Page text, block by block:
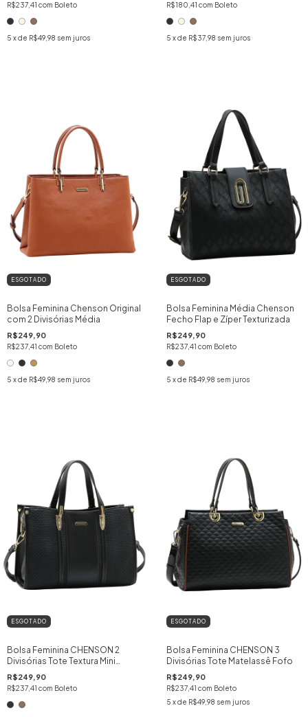
R$237,41 com Boleto
5 x de R$49,98 sem juros
R$180,41 com Boleto
5 x de R$37,98 sem juros
ESGOTADO
Bolsa Feminina Chenson Original
com 2 Divisórias Média
R$249,90
R$237,41 com Boleto
5 x de R$49,98 sem juros
ESGOTADO
Bolsa Feminina Média Chenson
Fecho Flap e Zíper Texturizada
R$249,90
R$237,41 com Boleto
5 x de R$49,98 sem juros
ESGOTADO
Bolsa Feminina CHENSON 2
Divisórias Tote Textura Mini
Tressê
R$249,90
R$237,41 com Boleto
ESGOTADO
Bolsa Feminina CHENSON 3
Divisórias Tote Matelassê Fofo
R$249,90
R$237,41 com Boleto
5 x de R$49,98 sem juros